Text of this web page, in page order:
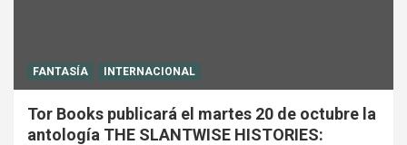
FANTASÍA INTERNACIONAL
Tor Books publicará el martes 20 de octubre la
antología THE SLANTWISE HISTORIES: